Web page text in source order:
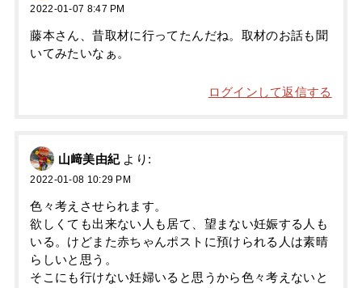
2022-01-07 8:47 PM
藤本さん、昔取材に行ってたんだね。取材のお話も聞
いてみたいなぁ。
ログインして返信する
山﨑美由紀 より:
2022-01-08 10:29 PM
色々考えさせられます。
欲しくても出来ない人も居て、望まない妊娠する人も
いる。けどまた赤ちゃんポストに預けられる人は素晴
らしいと思う。
そこにも行けない妊婦いると思うから色々考えないと